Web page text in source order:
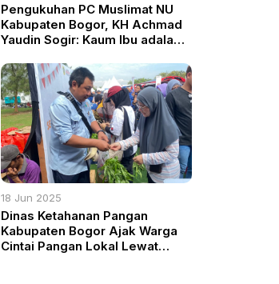
Pengukuhan PC Muslimat NU
Kabupaten Bogor, KH Achmad
Yaudin Sogir: Kaum Ibu adalah
18 Jun 2025
Dinas Ketahanan Pangan
Kabupaten Bogor Ajak Warga
Cintai Pangan Lokal Lewat